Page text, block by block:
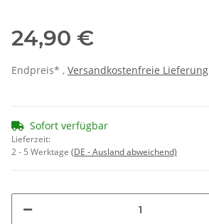
24,90 €
Endpreis* , Versandkostenfreie Lieferung
Sofort verfügbar
Lieferzeit:
2 - 5 Werktage (DE - Ausland abweichend)